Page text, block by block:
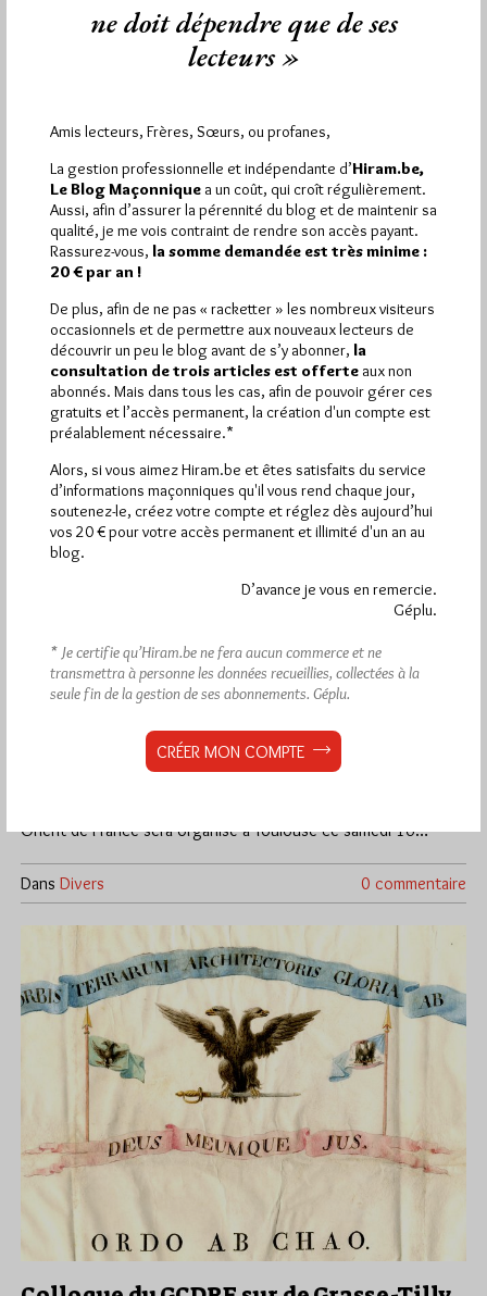
Le GCDRE lance sa e-boutique
Samedi 18/01/20
Lu 4171 fois
Le Suprême Conseil du Grand Collège des Rites Écossais du
GODF (GCDRE) vient d'ouvrir sur son site un espace de…
Un colloque du GCDRE à Toulouse
Orient de France sera organisé à Toulouse ce samedi 16…
Dans Divers 0 commentaire
ne doit dépendre que de ses
lecteurs »
Amis lecteurs, Frères, Sœurs, ou profanes,
La gestion professionnelle et indépendante d’Hiram.be,
Le Blog Maçonnique a un coût, qui croît régulièrement.
Aussi, afin d’assurer la pérennité du blog et de maintenir sa
qualité, je me vois contraint de rendre son accès payant.
Rassurez-vous, la somme demandée est très minime :
20 € par an !
De plus, afin de ne pas « racketter » les nombreux visiteurs
occasionnels et de permettre aux nouveaux lecteurs de
découvrir un peu le blog avant de s’y abonner, la
consultation de trois articles est offerte aux non
abonnés. Mais dans tous les cas, afin de pouvoir gérer ces
gratuits et l’accès permanent, la création d'un compte est
préalablement nécessaire.*
Alors, si vous aimez Hiram.be et êtes satisfaits du service
d’informations maçonniques qu'il vous rend chaque jour,
soutenez-le, créez votre compte et réglez dès aujourd’hui
vos 20 € pour votre accès permanent et illimité d'un an au
blog.
D’avance je vous en remercie.
Géplu.
* Je certifie qu’Hiram.be ne fera aucun commerce et ne
transmettra à personne les données recueillies, collectées à la
seule fin de la gestion de ses abonnements. Géplu.
CRÉER MON COMPTE